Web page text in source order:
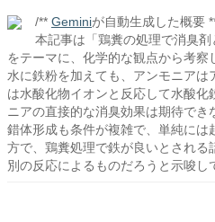
/** Geminiが自動生成した概要
本記事は「鶏糞の処理で消臭剤
をテーマに、化学的な観点から考
水に鉄粉を加えても、アンモニア
は水酸化物イオンと反応して水酸
ニアの直接的な消臭効果は期待で
錯体形成も条件が複雑で、単純に
方で、鶏糞処理で鉄が良いとされる
別の反応によるものだろうと示唆し